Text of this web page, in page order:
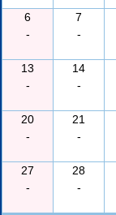
6
-
7
-
13
-
14
-
20
-
21
-
27
-
28
-